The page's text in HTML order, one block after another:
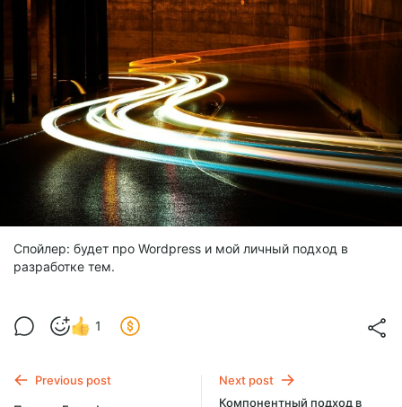
Спойлер: будет про Wordpress и мой личный подход в
разработке тем.
1
Previous post
Next post
Компонентный подход в